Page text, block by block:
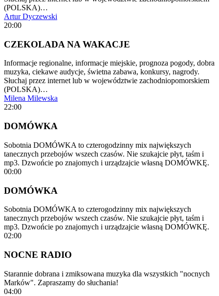
(POLSKA)…
Artur Dyczewski
20:00
CZEKOLADA NA WAKACJE
Informacje regionalne, informacje miejskie, prognoza pogody, dobra
muzyka, ciekawe audycje, świetna zabawa, konkursy, nagrody.
Słuchaj przez internet lub w województwie zachodniopomorskiem
(POLSKA)…
Milena Milewska
22:00
DOMÓWKA
Sobotnia DOMÓWKA to czterogodzinny mix największych
tanecznych przebojów wszech czasów. Nie szukajcie płyt, taśm i
mp3. Dzwońcie po znajomych i urządzajcie własną DOMÓWKĘ.
00:00
DOMÓWKA
Sobotnia DOMÓWKA to czterogodzinny mix największych
tanecznych przebojów wszech czasów. Nie szukajcie płyt, taśm i
mp3. Dzwońcie po znajomych i urządzajcie własną DOMÓWKĘ.
02:00
NOCNE RADIO
Starannie dobrana i zmiksowana muzyka dla wszystkich "nocnych
Marków". Zapraszamy do słuchania!
04:00